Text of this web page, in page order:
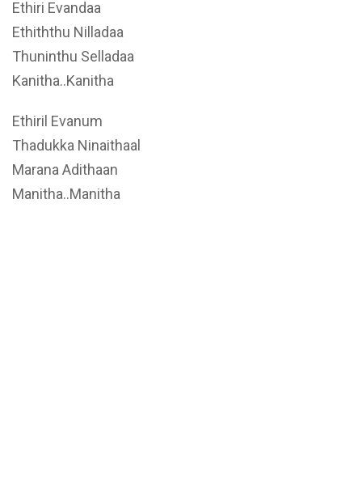
Ethiri Evandaa
Ethiththu Nilladaa
Thuninthu Selladaa
Kanitha..Kanitha
Ethiril Evanum
Thadukka Ninaithaal
Marana Adithaan
Manitha..Manitha